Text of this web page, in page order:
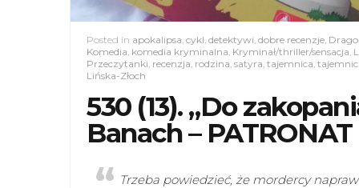
Posted in apokalipsa, cykl, detektywi, dobre recenzje,
Komedia, komedia kryminalna, Kryminał/thriller/sensacja,
Przeczytanki, recenzja, rodzina, satyra, tajemnica,
Lińska-Złoch
530 (13). „Do
Banach – PATRONAT
Trzeba powiedzieć, że mordercy